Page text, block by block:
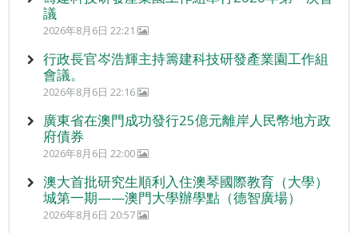
議
2026年8月6日 22:21
行政長官岑浩輝主持籌建科技研發產業園工作組
會議。
2026年8月6日 22:16
廣東省在澳門成功發行25億元離岸人民幣地方政
府債券
2026年8月6日 22:00
澳大首批研究生順利入住澳琴國際教育（大學）
城第一期——澳門大學辦學點（德智廣場）
2026年8月6日 20:57